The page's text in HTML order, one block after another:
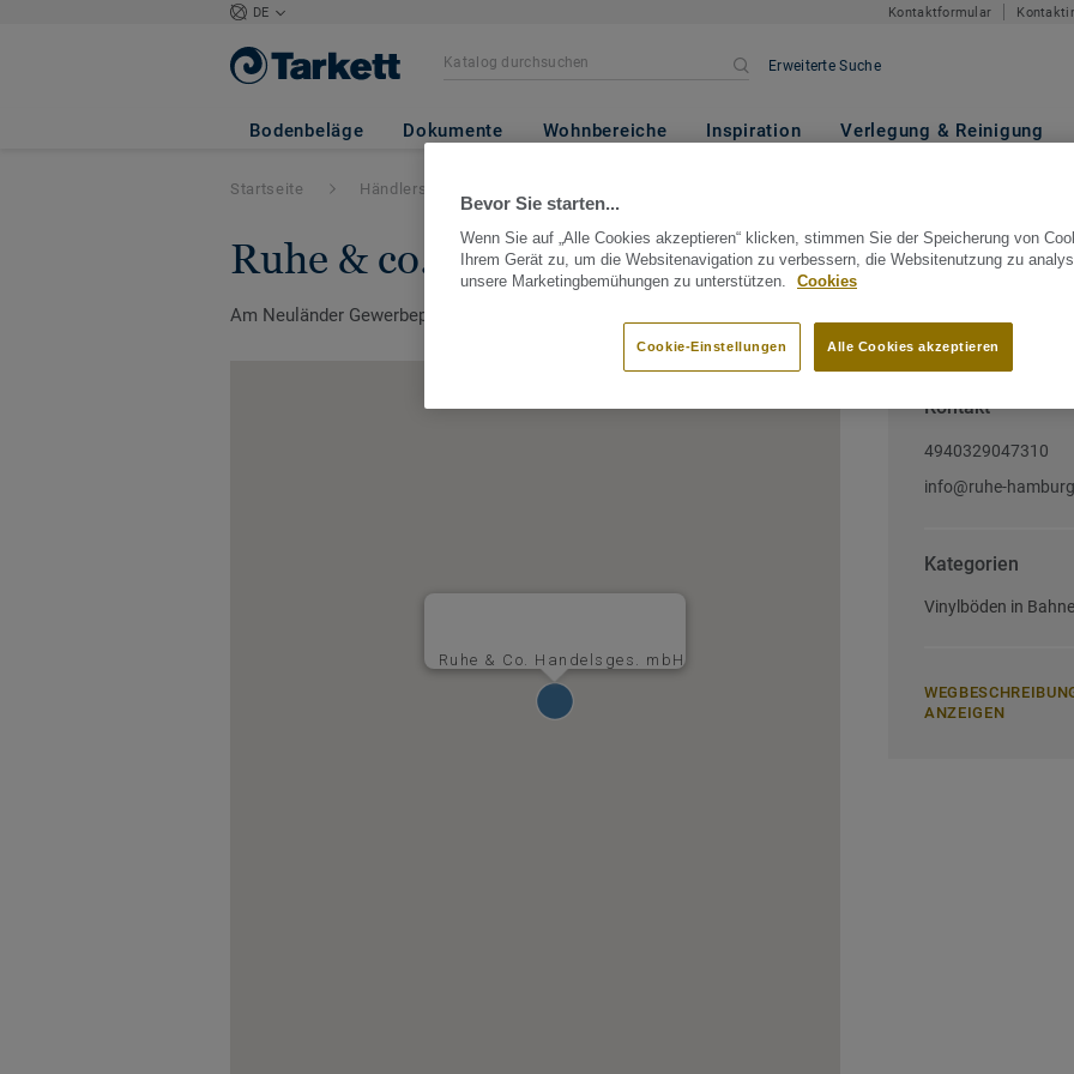
DE Kontaktformular
Erweiterte Suche
Bodenbeläge Dokumente Wohnbereiche Inspiration Verlegung & Reinigung
Startseite Händlersuche
ruhe & co. handelsges. mbh
Am Neuländer Gewerbepark 5, 21079, Hamburg, Hamburg, Germany
Ruhe & Co. Handelsges. mbH
Kontakt
4940329047310
info@ruhe-
Kategorien
Vinylböden in
ANZEIGEN
Bevor Sie starten...
Wenn Sie auf „Alle Cookies akzeptieren“ klicken, stimmen Sie der Speicherung von
Ihrem Gerät zu, um die Websitenavigation zu verbessern, die Websitenutzung zu
unsere Marketingbemühungen zu unterstützen.
Cookies
Alle Cookies akzeptieren
Cookie-Einstellungen